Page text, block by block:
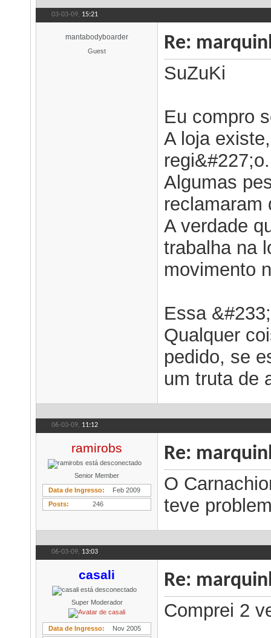
03-03-09, 15:21
mantabodyboarder
Guest Re:
SuZuKi
Eu compro
A loja
regi&#227;o.
Algumas
reclamaram
A verdade
trabalha na
movimento
Essa
Qualquer
pedido, se
um truta de
06-03-09, 11:12
ramirobs
Senior Member
Data de Ingresso
Feb 2009
Posts
246
Re:
O
teve
06-03-09, 13:03
casali
Super Moderador
Data de Ingresso
Nov 2005
Re:
Comprei 2